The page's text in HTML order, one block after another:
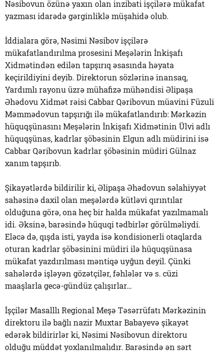
Nəsibovun özünə yaxın olan inzibati işçilərə mükafat
yazması idarədə gərginliklə müşahidə olub.
İddialara görə, Nəsimi Nəsibov işçilərə
mükafatlandırılma prosesini Meşələrin İnkişafı
Xidmətindən edilən tapşırıq əsasında həyata
keçirildiyini deyib. Direktorun sözlərinə inansaq,
Yardımlı rayonu üzrə mühafizə mühəndisi Əlipaşa
Əhədovu Xidmət rəisi Cabbar Qəribovun müavini Füzuli
Məmmədovun tapşırığı ilə mükafatlandırıb: Mərkəzin
hüquqşünasını Meşələrin İnkişafı Xidmətinin Ülvi adlı
hüquqşünas, kadrlar şöbəsinin Elgun adlı müdirini isə
Cabbar Qəribovun kadrlar şöbəsinin müdiri Gülnaz
xanım tapşırıb.
Şikayətlərdə bildirilir ki, Əlipaşa Əhədovun səlahiyyət
sahəsinə daxil olan meşələrdə kütləvi qırıntılar
olduğuna görə, ona heç bir halda mükafat yazılmamalı
idi. Əksinə, barəsində hüquqi tədbirlər görülməliydi.
Eləcə də, qışda isti, yayda isə kondisionerli otaqlarda
oturan kadrlar şöbəsinini müdiri ilə hüquqşünasa
mükafat yazdırılması məntiqə uyğun deyil. Çünki
sahələrdə işləyən gözətçilər, fəhlələr və s. cüzi
maaşlarla gecə-gündüz çalışırlar…
İşçilər Masalllı Regional Meşə Təsərrüfatı Mərkəzinin
direktoru ilə bağlı nazir Muxtar Babayevə şikayət
edərək bildirirlər ki, Nəsimi Nəsibovun direktoru
olduğu müddət yoxlanılmalıdır. Barəsində ən sərt